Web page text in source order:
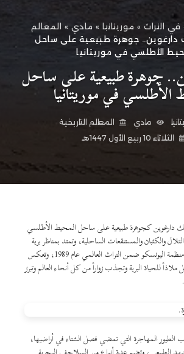
التراث » موريتانيا » مادي »
المعالم
دارغوين.. جوهرة طبيعية على ساحل
الأطلسي في موريتانيا
جوهرة طبيعية على ساحل
الأطلسي في موريتانيا
مادي
المعالم التاريخية
الثلاثاء 10 ربيع الأول 1447هـ
دارغوين كجوهرة طبيعية على ساحل المحيط الأطلسي
والكثبان والمستنقعات الساحلية، وتمتد بمناظر برية
وبحرية فريدة، وأدرجتها منظمة اليونسكو ضمن التراث العالمي عام 1989، وتعكس
ملاذاً للحياة البرية وتجذب زواراً من كل أنحاء العالم وتبرز
المهاجرة التي تمضي فصل الشتاء في أراضيها،